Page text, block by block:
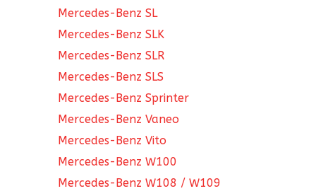
Mercedes-Benz SL
Mercedes-Benz SLK
Mercedes-Benz SLR
Mercedes-Benz SLS
Mercedes-Benz Sprinter
Mercedes-Benz Vaneo
Mercedes-Benz Vito
Mercedes-Benz W100
Mercedes-Benz W108 / W109